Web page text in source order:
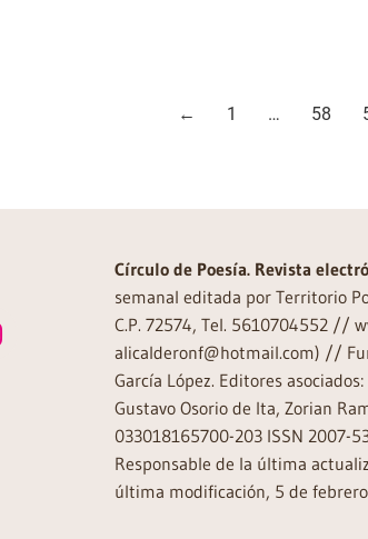
← 1 … 58
Círculo de Poesía. Revista
semanal editada por Territorio
C.P. 72574, Tel. 5610704552 //
alicalderonf@hotmail.com) //
García López. Editores
Gustavo Osorio de Ita, Zorian
033018165700-203 ISSN 2007-
Responsable de la última
última modificación, 5 de